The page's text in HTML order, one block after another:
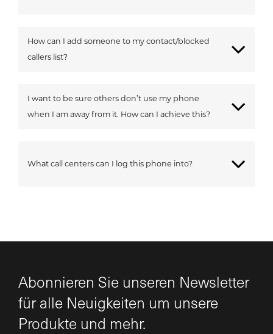
How can I add someone to my contact/blocked
callers list?
I want to be sure others don’t use my phone
when I am away from it. How can I achieve this?
What call centers can I log this phone into?
Abonnieren Sie unseren Newsletter
für alle Neuigkeiten um unsere
Produkte und mehr.